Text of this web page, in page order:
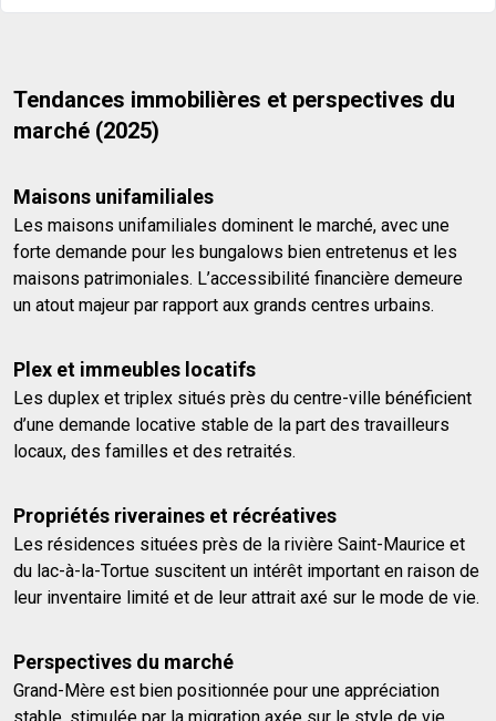
Tendances immobilières et perspectives du
marché (2025)
Maisons unifamiliales
Les maisons unifamiliales dominent le marché, avec une
forte demande pour les bungalows bien entretenus et les
maisons patrimoniales. L’accessibilité financière demeure
un atout majeur par rapport aux grands centres urbains.
Plex et immeubles locatifs
Les duplex et triplex situés près du centre-ville bénéficient
d’une demande locative stable de la part des travailleurs
locaux, des familles et des retraités.
Propriétés riveraines et récréatives
Les résidences situées près de la rivière Saint-Maurice et
du lac-à-la-Tortue suscitent un intérêt important en raison de
leur inventaire limité et de leur attrait axé sur le mode de vie.
Perspectives du marché
Grand-Mère est bien positionnée pour une appréciation